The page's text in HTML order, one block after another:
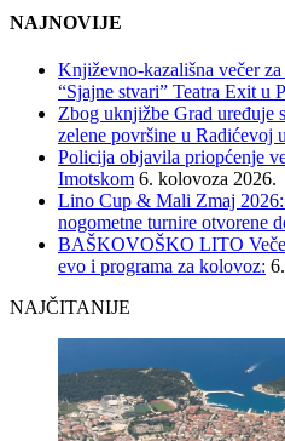
NAJNOVIJE
Književno-kazališna večer
“Sjajne stvari” Teatra Exit u
Zbog uknjižbe Grad uređuje
zelene površine u Radićevoj
Policija objavila priopćenje
Imotskom 6. kolovoza 2026.
Lino Cup & Mali Zmaj 2026:
nogometne turnire otvorene
BAŠKOVOŠKO LITO
evo i programa za kolovoz:
NAJČITANIJE